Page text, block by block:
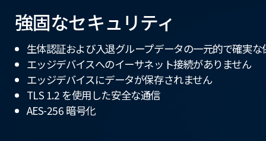
強固なセキュリティ
生体認証および入退グループデータの一元的で確実な
エッジデバイスへのイーサネット接続がありません
エッジデバイスにデータが保存されません
TLS 1.2 を使用した安全な通信
AES-256 暗号化